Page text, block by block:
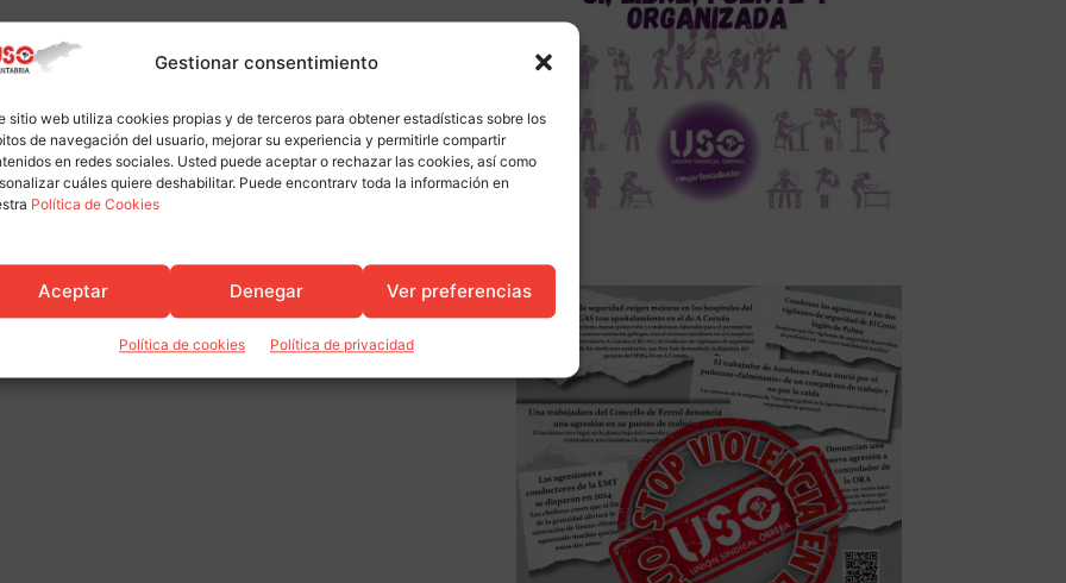
Gestionar consentimiento
sitio web utiliza cookies propias y de terceros para obtener estadísticas sobre los
de navegación del usuario, mejorar su experiencia y permitirle compartir
en redes sociales. Usted puede aceptar o rechazar las cookies, así como
cuáles quiere deshabilitar. Puede encontrarv toda la información en
Política de Cookies
Aceptar Denegar Ver preferencias
Política de cookies Política de privacidad